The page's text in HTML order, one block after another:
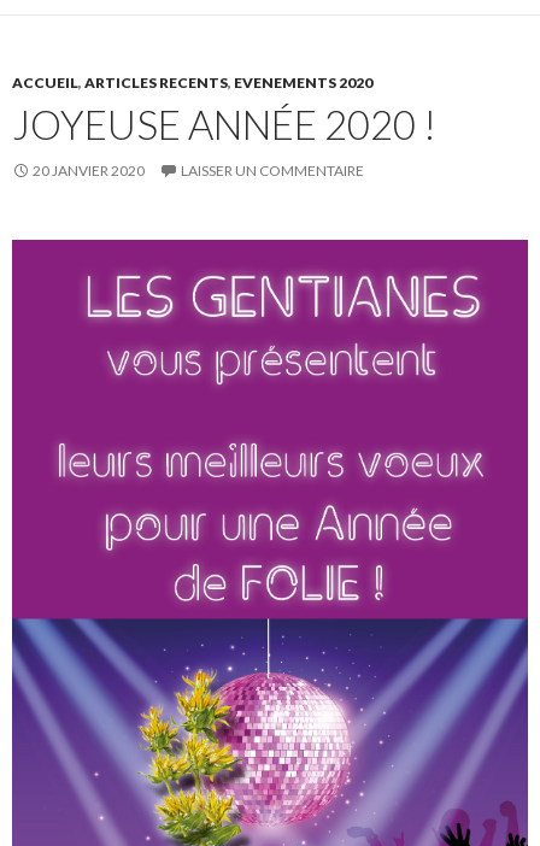
ACCUEIL, ARTICLES RECENTS, EVENEMENTS 2020
JOYEUSE ANNÉE 2020 !
20 JANVIER 2020 LAISSER UN COMMENTAIRE